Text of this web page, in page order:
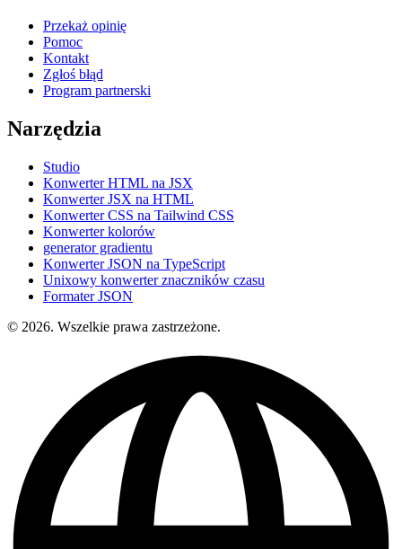
Przekaż opinię
Pomoc
Kontakt
Zgłoś błąd
Program partnerski
Narzędzia
Studio
Konwerter HTML na JSX
Konwerter JSX na HTML
Konwerter CSS na Tailwind CSS
Konwerter kolorów
generator gradientu
Konwerter JSON na TypeScript
Unixowy konwerter znaczników czasu
Formater JSON
© 2026. Wszelkie prawa zastrzeżone.